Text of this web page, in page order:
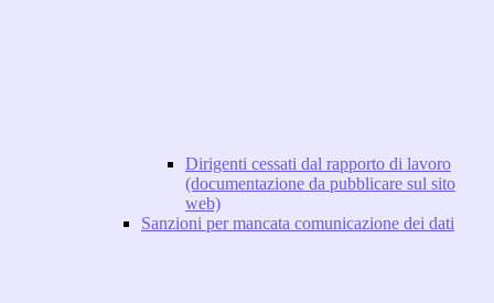
Dirigenti cessati dal rapporto di lavoro
(documentazione da pubblicare sul sito
web)
Sanzioni per mancata comunicazione dei dati